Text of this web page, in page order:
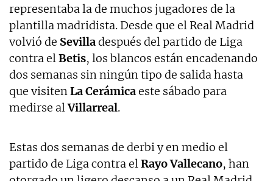
representaba la de muchos jugadores de la
plantilla madridista. Desde que el Real Madrid
volvió de Sevilladespués del partido de Liga
contra elBetis, los blancos están encadenando
dos semanas sin ningún tipo de salida hasta
que visitenLa Cerámicaeste sábado para
medirse alVillarreal.
Estas dos semanas de derbi y en medio el
partido de Liga contra elRayo Vallecano, han